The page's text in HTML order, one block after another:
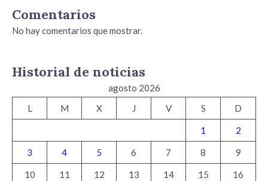
Comentarios
No hay comentarios que mostrar.
Historial de noticias
agosto 2026
L
M X J V S D
1 2
3 4 5 6 7 8 9
10 11 12 13 14 15 16